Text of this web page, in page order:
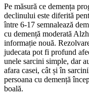
Pe măsură ce demența
declinului este diferită
între 6-17 semnalează
cu demență moderată
informație nouă.
judecata pot fi profund
unele sarcini simple, dar
afara casei, cât și în
persoana cu demență
boală.